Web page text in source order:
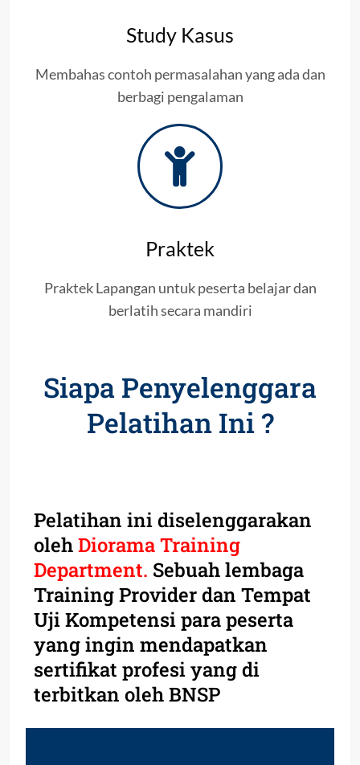
Study Kasus
Membahas contoh permasalahan yang ada dan
berbagi pengalaman
Praktek
Praktek Lapangan untuk peserta belajar dan
berlatih secara mandiri
Siapa Penyelenggara
Pelatihan Ini ?
Pelatihan ini diselenggarakan
olehDiorama Training
Department. Sebuah lembaga
Training Provider dan Tempat
Uji Kompetensi para peserta
yang ingin mendapatkan
sertifikat profesi yang di
terbitkan oleh BNSP